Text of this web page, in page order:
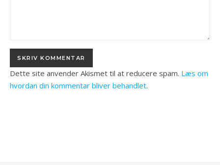
Dette site anvender Akismet til at reducere spam. Læs om
hvordan din kommentar bliver behandlet.